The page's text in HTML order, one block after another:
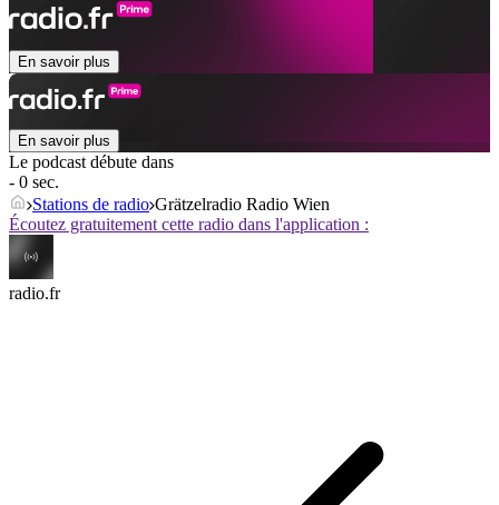
En savoir plus
En savoir plus
Le podcast débute dans
- 0 sec.
Stations de radio Grätzelradio Radio Wien
Écoutez gratuitement cette radio dans l'application :
radio.fr